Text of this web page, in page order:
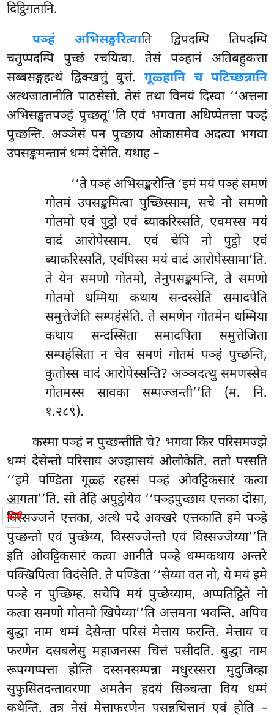
📜
दिट्ठिगतानि.
पञ्हं अभिसङ्खरित्वाति द्विपदम्पि तिपदम्पि
चतुप्पदम्पि पुच्छं रचयित्वा. तेसं पञ्हानं अतिबहुकत्ता
सब्बसङ्गहत्थं द्विक्खत्तुं वुत्तं. गूळ्हानि च पटिच्छन्नानि
अत्थजातानीति पाठसेसो. तेसं तथा विनयं दिस्वा ‘‘अत्तना
अभिसङ्खतपञ्हं पुच्छतू’’ति एवं भगवता अधिप्पेतत्ता पञ्हं
पुच्छन्ति. अञ्ञेसं पन पुच्छाय ओकासमेव अदत्वा भगवा
उपसङ्कमन्तानं धम्मं देसेति. यथाह –
‘‘तेपञ्हं अभिसङ्खरोन्ति ‘इमं मयं पञ्हं समणं
गोतमं उपसङ्कमित्वा पुच्छिस्साम, सचे नो समणो
गोतमो एवं पुट्ठो एवं ब्याकरिस्सति, एवमस्स मयं
वादं आरोपेस्साम. एवं चेपि नो पुट्ठो एवं
ब्याकरिस्सति, एवंपिस्स मयं वादं आरोपेस्सामा’ति.
ते येन समणो गोतमो, तेनुपसङ्कमन्ति, ते समणो
गोतमो धम्मिया कथाय सन्दस्सेति समादपेति
समुत्तेजेति सम्पहंसेति. ते समणेन गोतमेन धम्मिया
कथाय सन्दस्सिता समादपिता समुत्तेजिता
सम्पहंसिता न चेव समणं गोतमं पञ्हं पुच्छन्ति,
कुतोस्स वादं आरोपेस्सन्ति? अञ्ञदत्थु समणस्सेव
गोतमस्स सावका सम्पज्जन्ती’’ति (म. नि.
१.२८९).
कस्मा पञ्हं न पुच्छन्तीति चे? भगवा किर परिसमज्झे
धम्मं देसेन्तो परिसाय अज्झासयं ओलोकेति. ततो पस्सति
‘‘इमे पण्डिता गूळ्हं रहस्सं पञ्हं ओवट्टिकसारं कत्वा
आगता’’ति. सो तेहि अपुट्ठोयेव ‘‘पञ्हपुच्छाय एत्तका दोसा,
विस्सज्जने एत्तका, अत्थे पदे अक्खरे एत्तकाति इमे पञ्हे
पुच्छन्तो एवं पुच्छेय्य, विस्सज्जेन्तो एवं विस्सज्जेय्या’’ति
इति ओवट्टिकसारं कत्वा आनीते पञ्हे धम्मकथाय अन्तरे
पक्खिपित्वा विदंसेति. ते पण्डिता ‘‘सेय्या वत नो, ये मयं इमे
पञ्हे न पुच्छिम्ह. सचेपि मयं पुच्छेय्याम, अप्पतिट्ठिते नो
कत्वा समणो गोतमो खिपेय्या’’ति अत्तमना भवन्ति. अपिच
बुद्धा नाम धम्मं देसेन्ता परिसं मेत्ताय फरन्ति. मेत्ताय च
फरणेन दसबलेसु महाजनस्स चित्तं पसीदति. बुद्धा नाम
रूपग्गप्पत्ता होन्ति दस्सनसम्पन्ना मधुरस्सरा मुदुजिव्हा
सुफुसितदन्तावरणा अमतेन हदयं सिञ्चन्ता विय धम्मं
कथेन्ति. तत्र नेसं मेत्ताफरणेन पसन्नचित्तानं एवं होति –